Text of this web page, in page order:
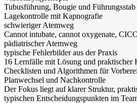
Tubusführung, Bougie und Führungsstab
Lagekontrolle mit Kapnografie
schwieriger Atemweg
Cannot intubate, cannot oxygenate,
pädiatrischer Atemweg
typische Fehlerbilder aus der Praxis
16 Lernfälle mit Lösung und praktischer
Checklisten und Algorithmen für
Planwechsel und Nachkontrolle
Der Fokus liegt auf klarer Struktur,
typischen Entscheidungspunkten im